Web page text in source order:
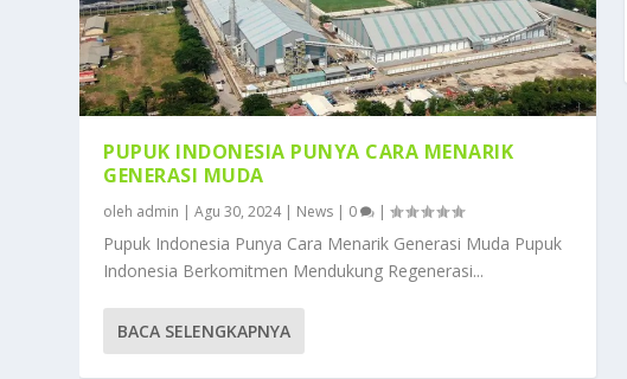
PUPUK INDONESIA PUNYA CARA MENARIK
GENERASI MUDA
oleh admin |Agu 30, 2024| News | 0 |
Pupuk Indonesia Punya Cara Menarik Generasi Muda Pupuk
Indonesia Berkomitmen Mendukung Regenerasi...
BACA SELENGKAPNYA